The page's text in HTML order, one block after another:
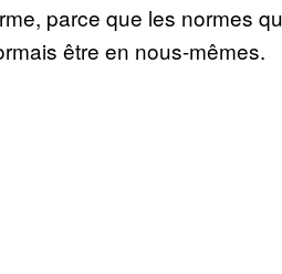
parce que les normes
être en nous-mêmes.